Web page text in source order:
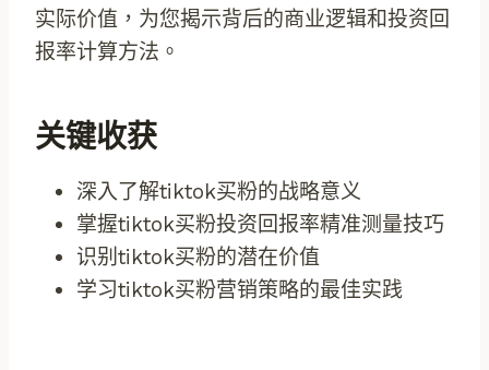
实际价值，为您揭示背后的商业逻辑和投资回
报率计算方法。
关键收获
深入了解tiktok买粉的战略意义
掌握tiktok买粉投资回报率精准测量技巧
识别tiktok买粉的潜在价值
学习tiktok买粉营销策略的最佳实践